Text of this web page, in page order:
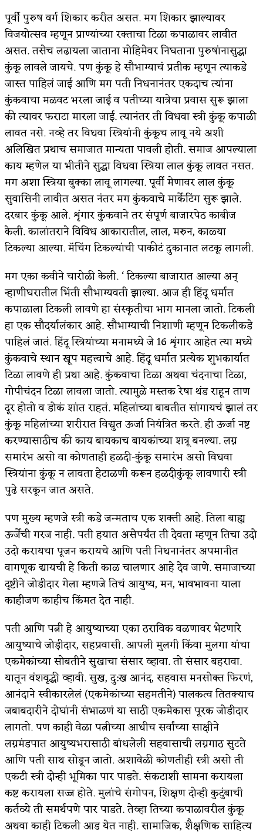
पूर्वी पुरुष वर्ग शिकार करीत असत. मग शिकार झाल्यावर
विजयोत्सव म्हणून प्राण्यांच्या रक्ताचा टिळा कपाळावर लावीत
असत. तसेच लढायला जाताना मोहिमेवर निघताना पुरुषांनासुद्धा
कुंकू लावले जायचे. पण कुंकू हे सौभाग्याचं प्रतीक म्हणून त्याकडे
जास्त पाहिलं जाई आणि मग पती निधनानंतर एकदाच त्यांना
कुंकवाचा मळवट भरला जाई व पतीच्या यात्रेचा प्रवास सुरू झाला
की त्यावर फराटा मारला जाई. त्यानंतर ती विधवा स्त्री कुंकू कपाळी
लावत नसे. नव्हे तर विधवा स्त्रियांनी कुंकूच लावू नये अशी
अलिखित प्रथाच समाजात मान्यता पावली होती. समाज आपल्याला
काय म्हणेल या भीतीने सुद्धा विधवा स्त्रिया लाल कुंकू लावत नसत.
मग अशा स्त्रिया बुक्का लावू लागल्या. पूर्वी मेणावर लाल कुंकू
सुवासिनी लावीत असत नंतर मग कुंकवाचे मार्केटिंग सुरू झाले.
दरबार कुंकू आले. शृंगार कुंकवाने तर संपूर्ण बाजारपेठ काबीज
केली. कालांतराने विविध आकारातील, लाल, मरुन, काळ्या
टिकल्या आल्या. मॅचिंग टिकल्यांची पाकीटं दुकानात लटकू लागली.
मग एका कवीने चारोळी केली. ‘ टिकल्या बाजारात आल्या अन्
न्हाणीघरातील भिंती सौभाग्यवती झाल्या. आज ही हिंदू धर्मात
कपाळाला टिकली लावणे हा संस्कृतीचा भाग मानला जातो. टिकली
हा एक सौदर्यालंकार आहे. सौभाग्याची निशाणी म्हणून टिकलीकडे
पाहिलं जातं. हिंदू स्त्रियांच्या मनामध्ये जे 16 शृंगार आहेत त्या मध्ये
कुंकवाचे स्थान खूप महत्त्वाचे आहे. हिंदू धर्मात प्रत्येक शुभकार्यात
टिळा लावणे ही प्रथा आहे. कुंकवाचा टिळा अथवा चंदनाचा टिळा,
गोपीचंदन टिळा लावला जातो. त्यामुळे मस्तक रेषा थंड राहून ताण
दूर होतो व डोकं शांत राहतं. महिलांच्या बाबतीत सांगायचं झालं तर
कुंकू महिलांच्या शरीरात विद्युत ऊर्जा नियंत्रित करते. ही ऊर्जा नष्ट
करण्यासाठीच की काय बायकाच बायकांच्या शत्रू बनल्या. लग्न
समारंभ असो वा कोणताही हळदी-कुंकू समारंभ असो विधवा
स्त्रियांना कुंकू न लावता हेटाळणी करून हळदीकुंकू लावणारी स्त्री
पुढे सरकून जात असते.
पण मुख्य म्हणजे स्त्री कडे जन्मताच एक शक्ती आहे. तिला बाह्य
ऊर्जेची गरज नाही. पती हयात असेपर्यंत ती देवता म्हणून तिचा उदो
उदो करायचा पूजन करायचे आणि पती निधनानंतर अपमानीत
वागणूक द्यायची हे किती काळ चालणार आहे देव जाणे. समाजाच्या
दृष्टीने जोडीदार गेला म्हणजे तिचं आयुष्य, मन, भावभावना याला
काहीजण काहीच किंमत देत नाही.
पती आणि पत्नी हे आयुष्याच्या एका ठराविक वळणावर भेटणारे
आयुष्याचे जोड़ीदार, सहप्रवासी. आपली मुलगी किंवा मुलगा यांचा
एकमेकांच्या सोबतीने सुखाचा संसार व्हावा. तो संसार बहरावा.
यातून वंशवृद्धी व्हावी. सुख, दु:ख आनंद, सहवास मनसोक्त फिरणं,
आनंदाने स्वीकारलेलं (एकमेकांच्या सहमतीने) पालकत्व तितक्याच
जबाबदारीने दोघांनी संभाळणं या साठी एकमेकास पूरक जोडीदार
लागतो. पण काही वेळा पत्नीच्या आधीच सर्वांच्या साक्षीने
लग्नमंडपात आयुष्यभरासाठी बांधलेली सहवासाची लग्नगाठ सुटते
आणि पती साथ सोडून जातो. अशावेळी कोणतीही स्त्री असो ती
एकटी स्त्री दोन्ही भूमिका पार पाडते. संकटाशी सामना करायला
कष्ट करायला सज्ज होते. मुलांचे संगोपन, शिक्षण दोन्ही कुटुंबाची
कर्तव्ये ती समर्थपणे पार पाडते. तेव्हा तिच्या कपाळावरील कुंकू
अथवा काही टिकली आड येत नाही. सामाजिक, शैक्षणिक साहित्य